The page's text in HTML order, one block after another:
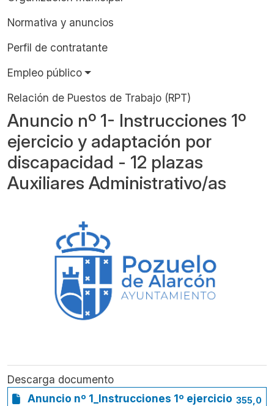
Normativa y anuncios
Perfil de contratante
Empleo público
Relación de Puestos de Trabajo (RPT)
Anuncio nº 1- Instrucciones 1º
ejercicio y adaptación por
discapacidad - 12 plazas
Auxiliares Administrativo/as
Descarga documento
Anuncio nº 1_Instrucciones 1º ejercicio 355,0